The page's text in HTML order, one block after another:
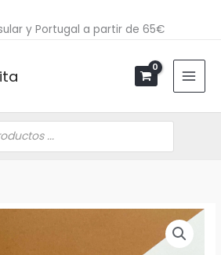
y Portugal a partir de 65€